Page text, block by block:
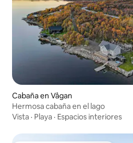
Cabaña en Vågan
Hermosa cabaña en el lago
Vista · Playa · Espacios interiores